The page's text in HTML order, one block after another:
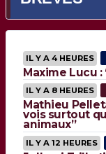
IL Y A 4 HEURES
Maxime Lucu
IL Y A 8 HEURES
Mathieu
vois surtout
animaux”
IL Y A 12 HEURES